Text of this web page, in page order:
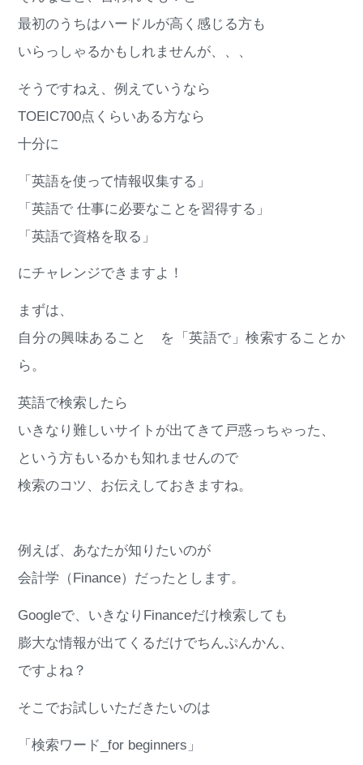
最初のうちはハードルが高く感じる方も
いらっしゃるかもしれませんが、、、
そうですねえ、例えていうなら
TOEIC700点くらいある方なら
十分に
「英語を使って情報収集する」
「英語で 仕事に必要なことを習得する」
「英語で資格を取る」
にチャレンジできますよ！
まずは、
自分の興味あること を「英語で」検索することか
ら。
英語で検索したら
いきなり難しいサイトが出てきて戸惑っちゃった、
という方もいるかも知れませんので
検索のコツ、お伝えしておきますね。
例えば、あなたが知りたいのが
会計学（Finance）だったとします。
Googleで、いきなりFinanceだけ検索しても
膨大な情報が出てくるだけでちんぷんかん、
ですよね？
そこでお試しいただきたいのは
「検索ワード_for beginners」